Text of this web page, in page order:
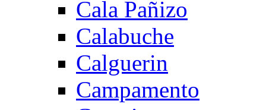
Cala Pañizo
Calabuche
Calguerin
Campamento